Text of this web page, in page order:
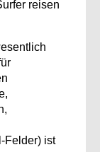
reisen
Felder) ist